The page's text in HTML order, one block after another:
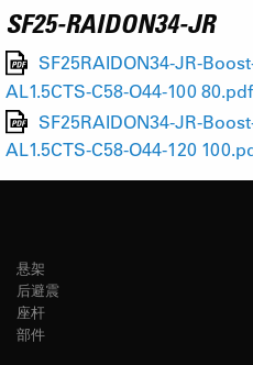
SF25-RAIDON34-JR
SF25RAIDON34-JR-
AL1.5CTS-C58-O44-100 80.pdf
SF25RAIDON34-JR-
AL1.5CTS-C58-O44-120
悬架
后避震
座杆
部件